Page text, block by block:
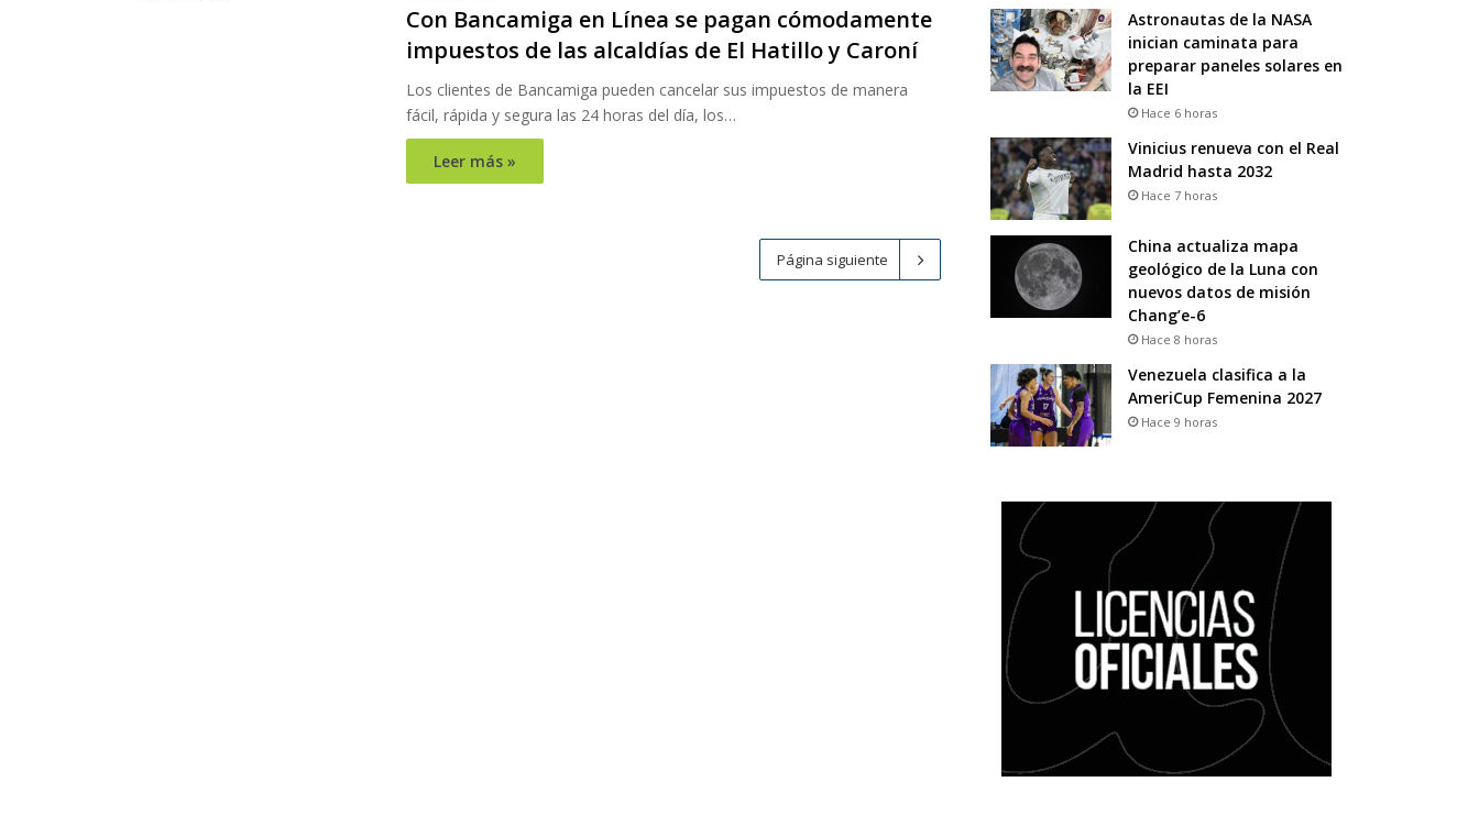
Con Bancamiga en Línea se pagan cómodamente
impuestos de las alcaldías de El Hatillo y Caroní
Los clientes de Bancamiga pueden cancelar sus impuestos de manera
fácil, rápida y segura las 24 horas del día, los…
Leer más »
Página siguiente
Astronautas de la NASA
inician caminata para
preparar paneles solares en
la EEI
Hace 6 horas
Vinicius renueva con el Real
Madrid hasta 2032
Hace 7 horas
China actualiza mapa
geológico de la Luna con
nuevos datos de misión
Chang’e-6
Hace 8 horas
Venezuela clasifica a la
AmeriCup Femenina 2027
Hace 9 horas